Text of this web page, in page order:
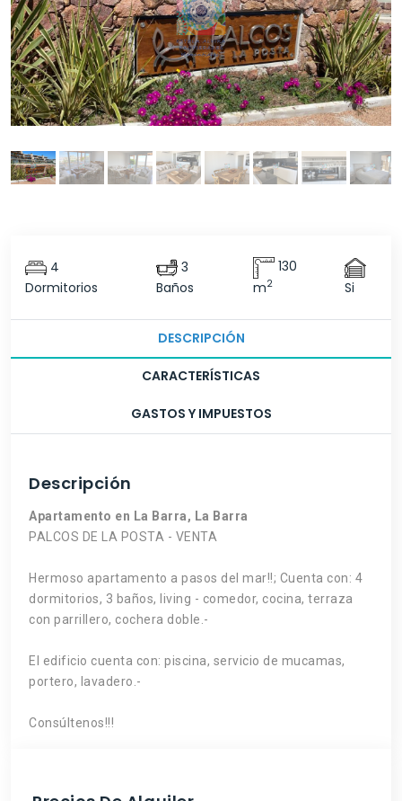
4
Dormitorios
3
Baños
130
m2 Si
DESCRIPCIÓN
CARACTERÍSTICAS
GASTOS Y IMPUESTOS
Descripción
Apartamento en La Barra, La Barra
PALCOS DE LA POSTA - VENTA
Hermoso apartamento a pasos del mar!!; Cuenta con: 4
dormitorios, 3 baños, living - comedor, cocina, terraza
con parrillero, cochera doble.-
El edificio cuenta con: piscina, servicio de mucamas,
portero, lavadero.-
Consúltenos!!!